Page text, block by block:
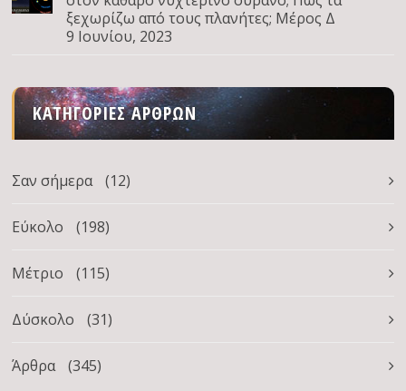
ξεχωρίζω από τους πλανήτες; Μέρος Δ
9 Ιουνίου, 2023
ΚΑΤΗΓΟΡΊΕΣ ΆΡΘΡΩΝ
Σαν σήμερα (12)
Εύκολο (198)
Μέτριο (115)
Δύσκολο (31)
Άρθρα
(345)